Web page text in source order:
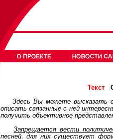
Текст
Здесь Вы можете высказать
описать связанные с ней
получить объективное
Запрещается вести
песней, для них существует